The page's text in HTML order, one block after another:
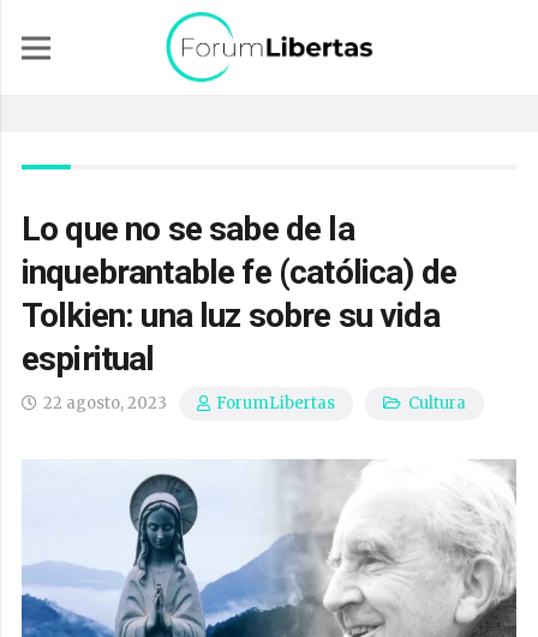
Lo que no se sabe de la
inquebrantable fe (católica) de
Tolkien: una luz sobre su vida
espiritual
22 agosto, 2023 ForumLibertas Cultura